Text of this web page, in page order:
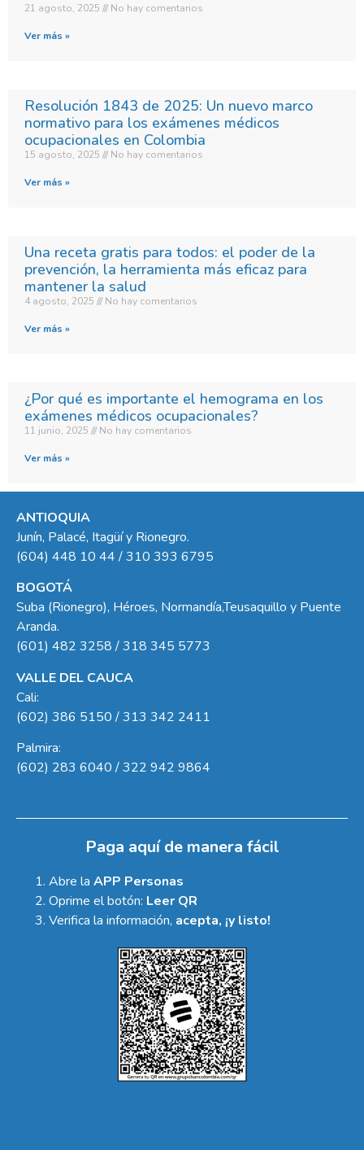
21 agosto, 2025 No hay comentarios
Ver más »
Resolución 1843 de 2025: Un nuevo marco
normativo para los exámenes médicos
ocupacionales en Colombia
15 agosto, 2025 No hay comentarios
Ver más »
Una receta gratis para todos: el poder de la
prevención, la herramienta más eficaz para
mantener la salud
4 agosto, 2025 No hay comentarios
Ver más »
¿Por qué es importante el hemograma en los
exámenes médicos ocupacionales?
11 junio, 2025 No hay comentarios
Ver más »
ANTIOQUIA
Junín, Palacé, Itagüí y Rionegro.
(604) 448 10 44 / 310 393 6795
BOGOTÁ
Suba (Rionegro), Héroes, Normandía,Teusaquillo y Puente
Aranda.
(601) 482 3258 / 318 345 5773
VALLE DEL CAUCA
Cali:
(602) 386 5150 / 313 342 2411
Palmira:
(602) 283 6040 / 322 942 9864
Paga aquí de manera fácil
Abre la APP Personas
Oprime el botón: Leer QR
Verifica la información, acepta, ¡y listo!